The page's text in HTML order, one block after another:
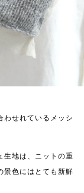
わせれているメッシ
生地は、ニットの重
景色にはとても新鮮